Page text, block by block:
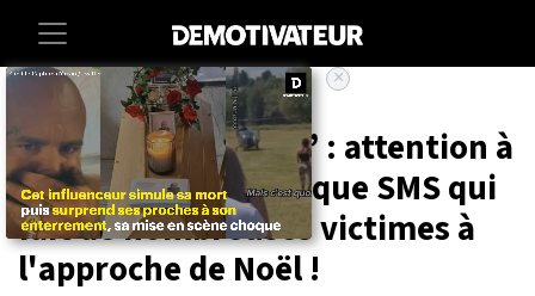
Societe Vie-pratique
“Coucou maman...” : attention à
cette nouvelle arnaque SMS qui
fait de nombreuses victimes à
l'approche de Noël !
×